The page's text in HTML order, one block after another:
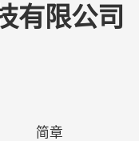
有限公司
简章